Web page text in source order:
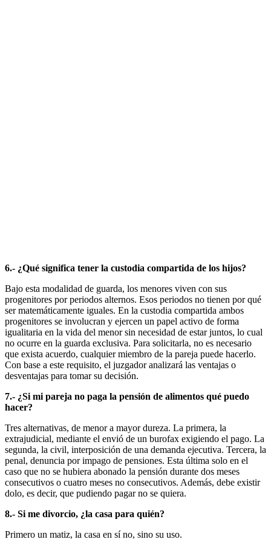
6.- ¿Qué significa tener la custodia compartida de los hijos?
Bajo esta modalidad de guarda, los menores viven con sus
progenitores por periodos alternos. Esos periodos no tienen por qué
ser matemáticamente iguales. En la custodia compartida ambos
progenitores se involucran y ejercen un papel activo de forma
igualitaria en la vida del menor sin necesidad de estar juntos, lo cual
no ocurre en la guarda exclusiva. Para solicitarla, no es necesario
que exista acuerdo, cualquier miembro de la pareja puede hacerlo.
Con base a este requisito, el juzgador analizará las ventajas o
desventajas para tomar su decisión.
7.- ¿Si mi pareja no paga la pensión de alimentos qué puedo
hacer?
Tres alternativas, de menor a mayor dureza. La primera, la
extrajudicial, mediante el envió de un burofax exigiendo el pago. La
segunda, la civil, interposición de una demanda ejecutiva. Tercera, la
penal, denuncia por impago de pensiones. Esta última solo en el
caso que no se hubiera abonado la pensión durante dos meses
consecutivos o cuatro meses no consecutivos. Además, debe existir
dolo, es decir, que pudiendo pagar no se quiera.
8.- Si me divorcio, ¿la casa para quién?
Primero un matiz, la casa en sí no, sino su uso.